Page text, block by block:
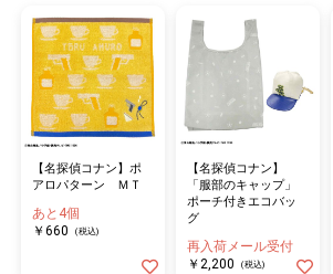
【名探偵コナン】ポ
アロパターン ＭＴ
あと4個
￥660
(税込)
【名探偵コナン】
「服部のキャップ」
ポーチ付きエコバッ
グ
再入荷メール受付
￥2,200
(税込)